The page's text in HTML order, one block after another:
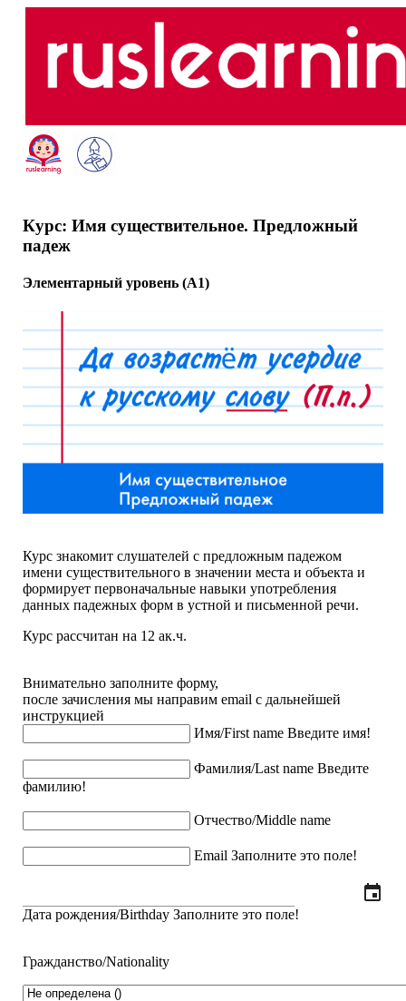
Курс: Имя существительное. Предложный
падеж
Элементарный уровень (A1)
Курс знакомит слушателей с предложным падежом
имени существительного в значении места и объекта и
формирует первоначальные навыки употребления
данных падежных форм в устной и письменной речи.
Курс рассчитан на 12 ак.ч.
Внимательно заполните форму,
после зачисления мы направим email с дальнейшей
инструкцией
Имя/First name Введите имя!
Фамилия/Last name Введите
фамилию!
Отчество/Middle name
Email Заполните это поле!
event
Дата рождения/Birthday Заполните это поле!
Гражданство/Nationality